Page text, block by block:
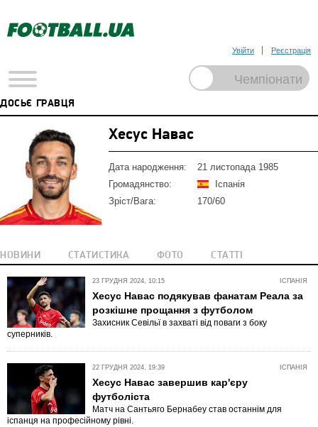
Увійти Реєстрація
ДОСЬЄ ГРАВЦЯ
Хесус Навас
Дата народження:
21 листопада 1985
Громадянство:
Іспанія
Зріст/Вага:
170/60
НОВИНИ СТАТИСТИКА ФОТО СТАТТІ
ІСПАНІЯ
23 ГРУДНЯ 2024, 10:15
Хесус Навас подякував фанатам Реала за
розкішне прощання з футболом
Захисник Севільї в захваті від поваги з боку
суперників.
ІСПАНІЯ
22 ГРУДНЯ 2024, 19:39
Хесус Навас завершив кар'єру
футболіста
Матч на Сантьяго Бернабеу став останнім для
іспанця на професійному рівні.